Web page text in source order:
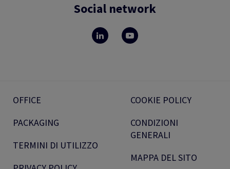
Social network
OFFICE
PACKAGING
TERMINI DI UTILIZZO
COOKIE POLICY
CONDIZIONI
GENERALI
MAPPA DEL SITO